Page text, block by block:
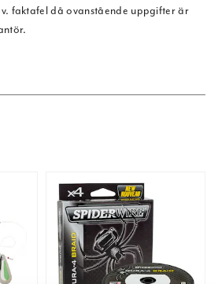
faktafel då ovanstående uppgifter är